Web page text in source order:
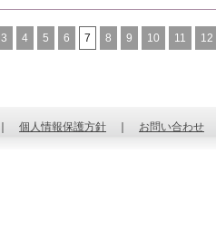
3 4 5 6 7 8 9 10 11 12
個人情報保護方針 お問い合わせ